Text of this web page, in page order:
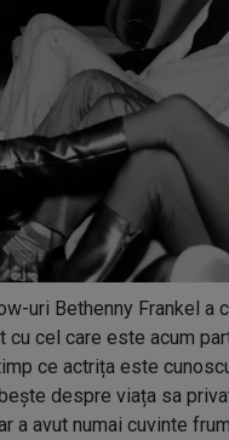
uri Bethenny Frankel a
cel care este acum
ce actrița este
despre viața sa
a avut numai cuvinte